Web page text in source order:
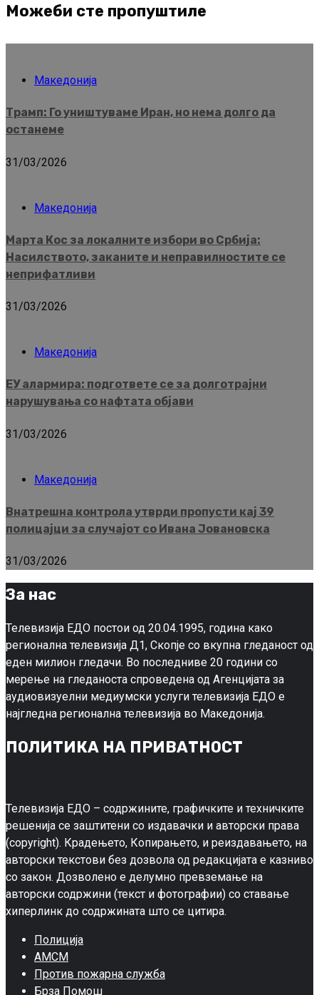
Можеби сте пропуштиле
Македонија
Трамп: Го уништуваме Иран, но нема долго да
останеме
31/03/2026
Македонија
Марта Кос за локалните избори во Србија:
Насилството, заканите и неправилностите се
неприфатливи
31/03/2026
Македонија
ЕУ алармира: подгответе се за долготрајни
нарушувања со нафтата објави
31/03/2026
Македонија
Внатрешна контрола утврди пропусти кај 39
полицајци за случајот со Ивана Јовановска
31/03/2026
За нас
Телевизија ЕДО постои од 20.04.1995, година како
регионална телевизија Д1, Скопје со вкупна гледаност од
еден милион гледачи. Во последниве 20 години со
мерење на гледаноста спроведена од Агенцијата за
аудиовизуелни медиумски услуги телевизија ЕДО е
најгледна регионална телевизија во Македонија.
ПОЛИТИКА НА ПРИВАТНОСТ
Телевизија ЕДО – содржините, графичките и техничките
решенија се заштитени со издавачки и авторски права
(copyright). Крадењето, Копирањето, и реиздавањето, на
авторски текстови без дозвола од редакцијата е казниво
со закон. Дозволено е делумно превземање на
авторски содржини (текст и фотографии) со ставање
хиперлинк до содржината што се цитира.
Полиција
АМСМ
Против пожарна служба
Брза Помош